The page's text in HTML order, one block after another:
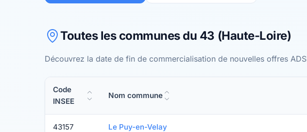
Toutes les communes du 43 (Haute-Loire)
Découvrez la date de fin de commercialisation de nouvelles offres
Code
INSEE
Nom commune
43157 Le Puy-en-Velay